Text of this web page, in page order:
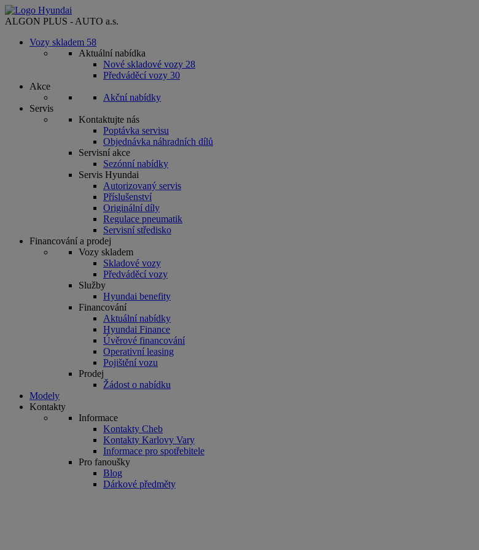
ALGON PLUS - AUTO a.s.
Vozy skladem 58
Aktuální nabídka
Nové skladové vozy 28
Předváděcí vozy 30
Akce
Akční nabídky
Servis
Kontaktujte nás
Poptávka servisu
Objednávka náhradních dílů
Servisní akce
Sezónní nabídky
Servis Hyundai
Autorizovaný servis
Příslušenství
Originální díly
Regulace pneumatik
Servisní středisko
Financování a prodej
Vozy skladem
Skladové vozy
Předváděcí vozy
Služby
Hyundai benefity
Financování
Aktuální nabídky
Hyundai Finance
Úvěrové financování
Operativní leasing
Pojištění vozu
Prodej
Žádost o nabídku
Modely
Kontakty
Informace
Kontakty Cheb
Kontakty Karlovy Vary
Informace pro spotřebitele
Pro fanoušky
Blog
Dárkové předměty